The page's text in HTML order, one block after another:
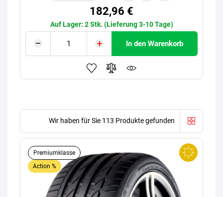
182,96 €
Auf Lager: 2 Stk. (Lieferung 3-10 Tage)
In den Warenkorb
Wir haben für Sie 113 Produkte gefunden
Premiumklasse
Action %